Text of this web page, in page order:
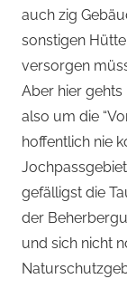
auch zig
sonstigen
versorgen
Aber hier
also um die
hoffentlich nie
gefälligst die
der
und sich nicht